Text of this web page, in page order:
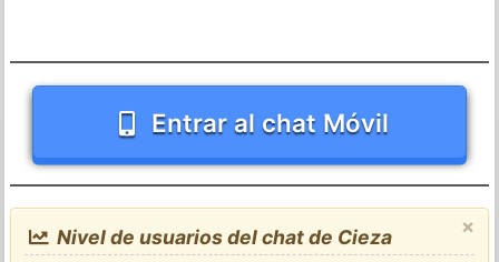
Entrar al chat Móvil
×
Nivel de usuarios del chat de Cieza